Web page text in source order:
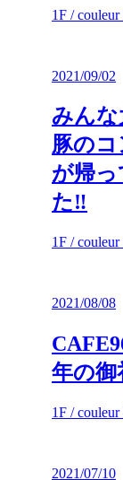
1F /
2021/09/02
みんな
豚の
が帰っ
た‼
1F /
2021/08/08
年の御
1F /
2021/07/10